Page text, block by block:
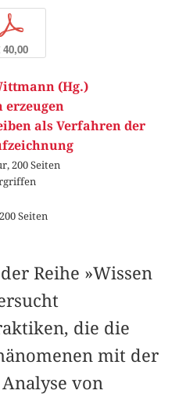
p
40,00
(Hg.)
erzeugen
als Verfahren der
200 Seiten
Seiten
Reihe »Wissen
die die
mit der
von